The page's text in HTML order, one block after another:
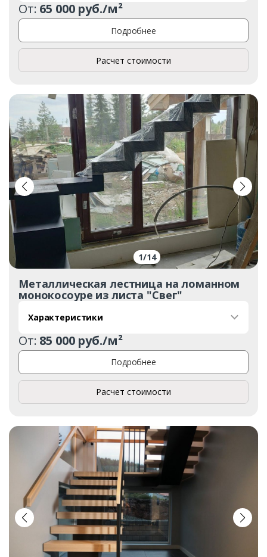
Заказать
Ваше имя*
Ваш телефон*
Комментарий к заказу
От: 65 000 руб./м²
Подробнее
Расчет стоимости
1/14
Металлическая лестница на ломанном
монокосоуре из листа "Свег"
Характеристики
От: 85 000 руб./м²
Подробнее
Расчет стоимости